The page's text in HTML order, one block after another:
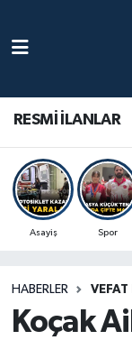
RESMİ İLANLAR
Asayiş Spor
HABERLER VEFAT
Koçak
Gündem
Güncel
Spor
Ulusal